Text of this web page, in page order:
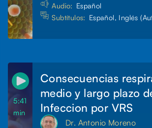
Audio: Español
Subtítulos: Español, Inglés
5:41
min
Consecuencias
medio y largo plazo
Infeccion por VRS
Dr. Antonio Moreno